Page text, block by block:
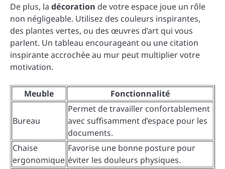
De plus, la décoration de votre espace joue un rôle
non négligeable. Utilisez des couleurs inspirantes,
des plantes vertes, ou des œuvres d’art qui vous
parlent. Un tableau encourageant ou une citation
inspirante accrochée au mur peut multiplier votre
motivation.
Meuble Fonctionnalité
Bureau
Permet de travailler confortablement
avec suffisamment d’espace pour les
documents.
Chaise
ergonomique
Favorise une bonne posture pour
éviter les douleurs physiques.